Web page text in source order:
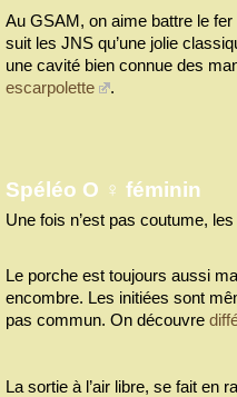
Au GSAM, on aime battre le fer
suit les JNS qu’une jolie
une cavité bien connue des
escarpolette
.
Spéléo O ♀ féminin
Une fois n’est pas coutume,
Le porche est toujours aussi
encombre. Les initiées sont
pas commun. On découvre
La sortie à l’air libre, se fait en